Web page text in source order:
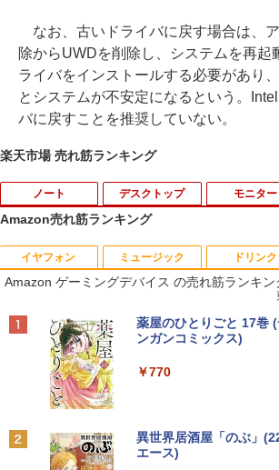
なお、古いドライバに戻す場合は、
除からUWDを削除し、システムを再起
ライバをインストールする必要があり
とシステムが不安定になるという。
バに戻すことを推奨していない。
楽天市場 売れ筋ランキング
ノート
1
■新品■Panasonic
F-SZ6 CF-SV1 CF-
CF-SV9 日本語キーボ
￥4,620
品・本体のみ・充電
デル Lenovo 14型
en 3 (第14世代Intel
デスクトップ モニター
1
モバイルモニター
モバイルディスプレイ
FHD ポータブルモニ
h/PS3/PS4/PS5/Xbox
SBType-C/標準HDMI
液晶モニター Dell Pro
1
道路橋示方書・同解説
構造編（令和7年10月
￥18,260
￥2,750
Amazon売れ筋ランキング
イヤフォン
Anker Soundcore P42i
全ワイヤレスイヤホン/
間再生 / コンパクト形状
￥9,990
ミュージック
BRUCE WAYNE feat.
[Explicit]
￥250
BRUCE WAYNE feat.
[Explicit]
ドリンク
by Amazon 天然水 ラ
富士山の天然水 バナジ
ットル (Smart Basic)
【Amazon.co.jp限定】
Amazon ゲーミングデバイス の売れ筋ランキン
薬屋のひとりごと 17巻
ンガンコミックス)
￥770
異世界居酒屋「のぶ」
エース)